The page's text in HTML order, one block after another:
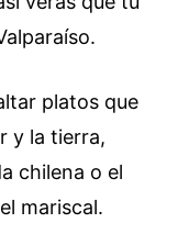
platos que
y la tierra,
chilena o el
mariscal.